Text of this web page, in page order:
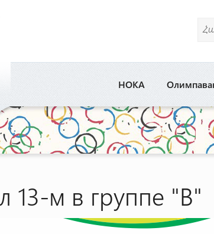
НОКА
13-м в группе "В"